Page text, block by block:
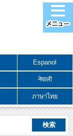
Espanol
नेपाली
ภาษาไทย